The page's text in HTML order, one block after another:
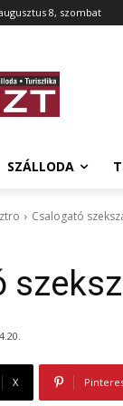
8, szombat
SZÁLLODA
Csalogató
X